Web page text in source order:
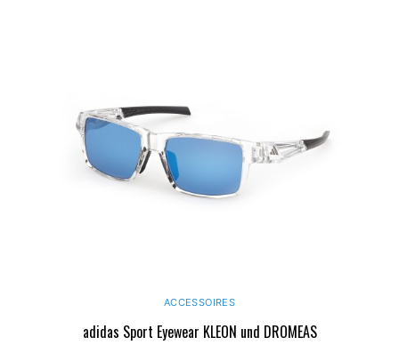
ACCESSOIRES
adidas Sport Eyewear KLEON und DROMEAS